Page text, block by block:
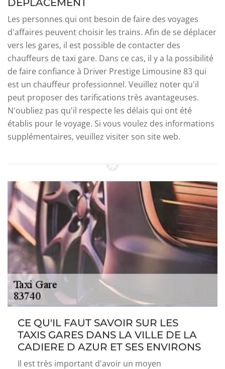
DÉPLACEMENT
Les personnes qui ont besoin de faire des voyages
d'affaires peuvent choisir les trains. Afin de se déplacer
vers les gares, il est possible de contacter des
chauffeurs de taxi gare. Dans ce cas, il y a la possibilité
de faire confiance à Driver Prestige Limousine 83 qui
est un chauffeur professionnel. Veuillez noter qu'il
peut proposer des tarifications très avantageuses.
N'oubliez pas qu'il respecte les délais qui ont été
établis pour le voyage. Si vous voulez des informations
supplémentaires, veuillez visiter son site web.
CE QU'IL FAUT SAVOIR SUR LES
TAXIS GARES DANS LA VILLE DE LA
CADIERE D AZUR ET SES ENVIRONS
Il est très important d'avoir un moyen